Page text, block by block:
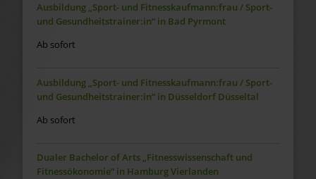
Ausbildung „Sport- und Fitnesskaufmann:frau / Sport-
und Gesundheitstrainer:in“ in Bad Pyrmont
Ab sofort
Ausbildung „Sport- und Fitnesskaufmann:frau / Sport-
und Gesundheitstrainer:in“ in Düsseldorf Düsseltal
Ab sofort
Dualer Bachelor of Arts „Fitnesswissenschaft und
Fitnessökonomie“ in Hamburg Vierlanden